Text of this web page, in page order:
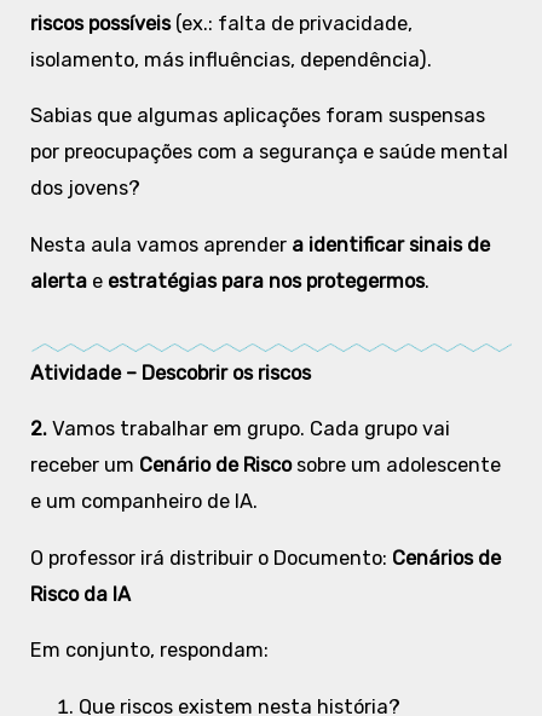
riscos possíveis(ex.: falta de privacidade,
isolamento, más influências, dependência).
Sabias que algumas aplicações foram suspensas
por preocupações com a segurança e saúde mental
dos jovens?
Nesta aula vamos aprender a identificar sinais de
alertae estratégias para nos protegermos.
Atividade – Descobrir os riscos
2.Vamos trabalhar em grupo. Cada grupo vai
receber um Cenário de Riscosobre um adolescente
e um companheiro de IA.
O professor irá distribuir o Documento: Cenários de
Risco da IA
Em conjunto, respondam:
Que riscos existem nesta história?